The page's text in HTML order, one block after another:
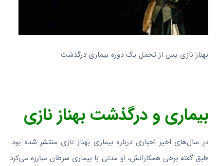
بهناز نازی پس از تحمل یک دوره بیماری درگذشت
بیماری و درگذشت بهناز نازی
در سال‌های اخیر اخباری درباره بیماری بهناز نازی منتشر شده بود.
طبق گفته برخی همکارانش، او مدتی با بیماری سرطان مبارزه می‌کرد